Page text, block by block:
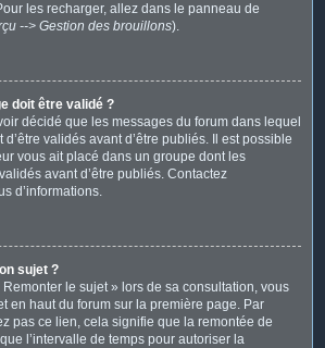
les recharger, allez dans le panneau de
--> Gestion des brouillons).
doit être validé ?
décidé que les messages du forum dans lequel
validés avant d’être publiés. Il est possible
vous ait placé dans un groupe dont les
avant d’être publiés. Contactez
d’informations.
sujet ?
le sujet » lors de sa consultation, vous
en haut du forum sur la première page. Par
pas ce lien, cela signifie que la remontée de
l’intervalle de temps pour autoriser la